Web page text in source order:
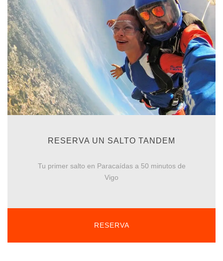
RESERVA UN SALTO TANDEM
Tu primer salto en Paracaídas a 50 minutos de
Vigo
RESERVA